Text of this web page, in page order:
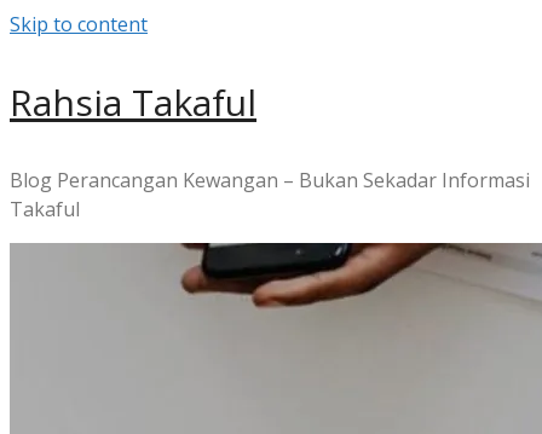
Skip to content
Rahsia Takaful
Blog Perancangan Kewangan – Bukan Sekadar Informasi
Takaful